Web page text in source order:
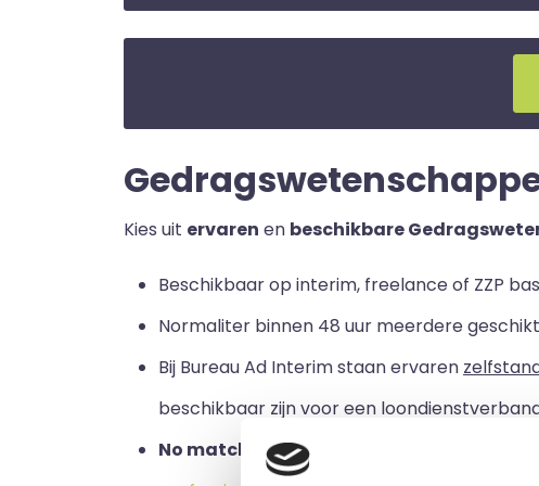
Kies uit ervaren en beschikbare
Beschikbaar op interim, freelance of ZZP
Normaliter binnen 48 uur meerdere
Bij Bureau Ad Interim staan ervaren
beschikbaar zijn voor een
No match no pay: